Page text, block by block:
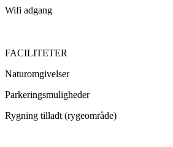
Wifi adgang
FACILITETER
Naturomgivelser
Parkeringsmuligheder
Rygning tilladt (rygeområde)